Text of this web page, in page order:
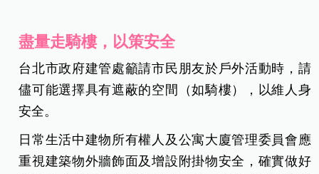
盡量走騎樓，以策安全
台北市政府建管處籲請市民朋友於戶外活動時，請
儘可能選擇具有遮蔽的空間（如騎樓），以維人身
安全。
日常生活中建物所有權人及公寓大廈管理委員會應
重視建築物外牆飾面及增設附掛物安全，確實做好